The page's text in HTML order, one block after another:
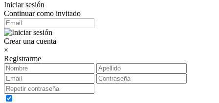
Iniciar sesión
Continuar como invitado
Crear una cuenta
×
Registrarme